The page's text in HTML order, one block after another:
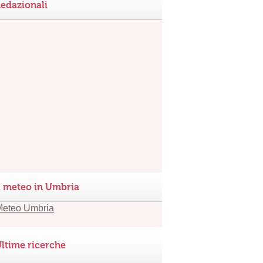
meteo in Umbria
ricerche